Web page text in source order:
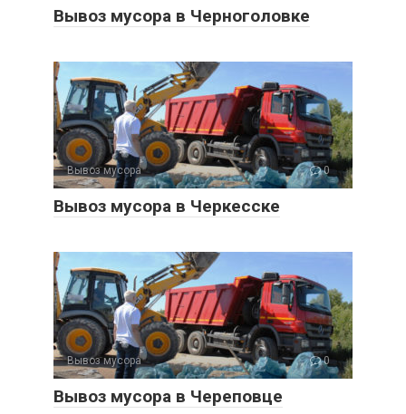
Вывоз мусора в Черноголовке
Вывоз мусора 0
Вывоз мусора в Черкесске
Вывоз мусора 0
Вывоз мусора в Череповце